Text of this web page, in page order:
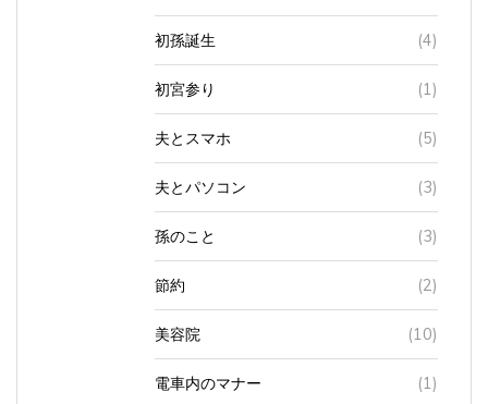
初孫誕生 (4)
初宮参り (1)
夫とスマホ (5)
夫とパソコン (3)
孫のこと (3)
節約 (2)
美容院 (10)
電車内のマナー (1)